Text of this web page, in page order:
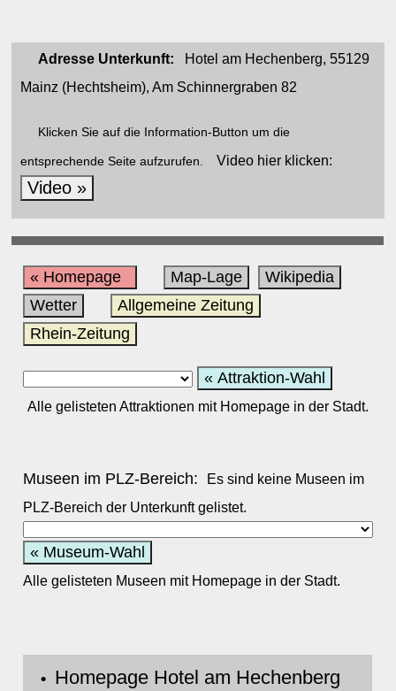
Adresse Unterkunft: Hotel am Hechenberg, 55129
Mainz (Hechtsheim), Am Schinnergraben 82
Klicken Sie auf die Information-Button um die
entsprechende Seite aufzurufen. Video hier klicken:
Video »